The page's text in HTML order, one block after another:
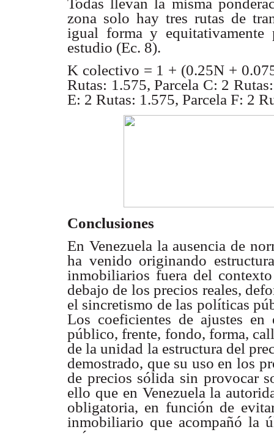
Todas llevan la misma
zona solo hay tres rutas de
igual forma y
estudio (Ec. 8).
K colectivo = 1 + (0.25N +
Rutas: 1.575, Parcela C: 2
E: 2 Rutas: 1.575, Parcela F: 2
Conclusiones
En Venezuela la ausencia de
ha venido originando
inmobiliarios fuera del
debajo de losprecios reales,
el sincretismo de las políticas
Los coeficientes de ajustes
público, frente, fondo, forma,
de la unidad la estructura del
demostrado, que su uso en los
de precios sólida sin provocar
ello que en Venezuelala
obligatoria, en función de
inmobiliario que acompañó la